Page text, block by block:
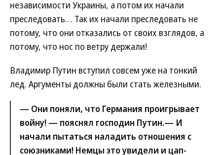
независимости Украины, а потом их начали
преследовать… Так их начали преследовать не
потому, что они отказались от своих взглядов, а
потому, что нос по ветру держали!
Владимир Путин вступил совсем уже на тонкий
лед. Аргументы должны были стать железными.
— Они поняли, что Германия проигрывает
войну! — пояснял господин Путин.— И
начали пытаться наладить отношения с
союзниками! Немцы это увидели и цап-